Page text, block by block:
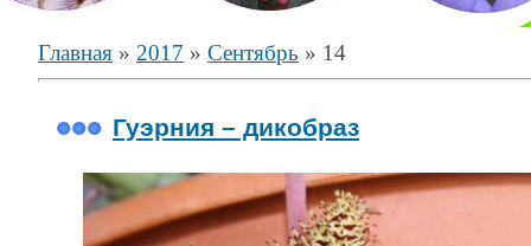
Главная » 2017 » Сентябрь » 14
Гуэрния – дикобраз